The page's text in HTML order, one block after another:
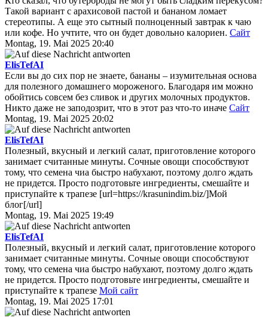
Такой вариант с арахисовой пастой и бананом ломает
стереотипы. А еще это сытный полноценный завтрак к чаю
или кофе. Но учтите, что он будет довольно калориен. Сайт
Montag, 19. Mai 2025 20:40
ElisTefAI
Если вы до сих пор не знаете, бананы – изумительная основа
для полезного домашнего мороженого. Благодаря им можно
обойтись совсем без сливок и других молочных продуктов.
Никто даже не заподозрит, что в этот раз что-то иначе Сайт
Montag, 19. Mai 2025 20:02
ElisTefAI
Полезный, вкусный и легкий салат, приготовление которого
занимает считанные минуты. Сочные овощи способствуют
тому, что семена чиа быстро набухают, поэтому долго ждать
не придется. Просто подготовьте ингредиенты, смешайте и
приступайте к трапезе [url=https://krasunindim.biz/]Мой
блог[/url]
Montag, 19. Mai 2025 19:49
ElisTefAI
Полезный, вкусный и легкий салат, приготовление которого
занимает считанные минуты. Сочные овощи способствуют
тому, что семена чиа быстро набухают, поэтому долго ждать
не придется. Просто подготовьте ингредиенты, смешайте и
приступайте к трапезе Мой сайт
Montag, 19. Mai 2025 17:01